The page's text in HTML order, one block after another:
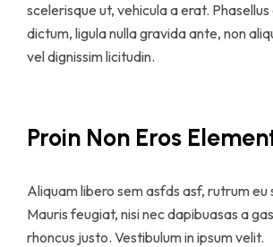
scelerisque ut, vehicula a erat.
dictum, ligula nulla gravida ante, non
vel dignissim licitudin.
Proin Non Eros
Aliquam libero sem asfds asf, rutrum eu
Mauris feugiat, nisi nec dapibuasas a
rhoncus justo. Vestibulum in ipsum velit.